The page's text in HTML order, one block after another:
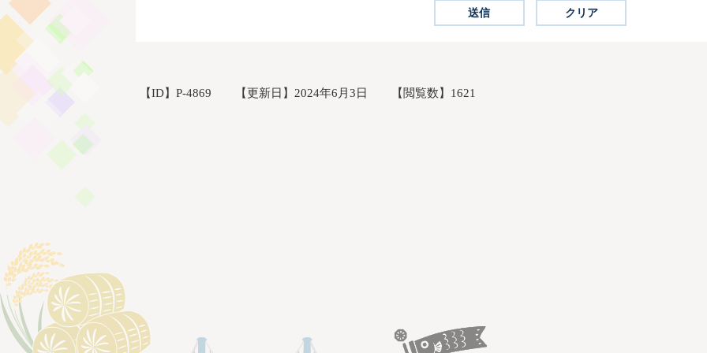
【ID】 P-4869 【更新日】 2024年6月3日 【閲覧数】 1621